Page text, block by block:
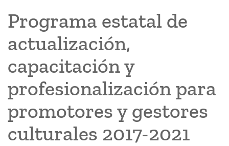
Programa estatal de
actualización,
capacitación y
profesionalización para
promotores y gestores
culturales 2017-2021